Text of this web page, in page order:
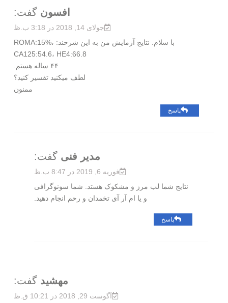
افسون گفت:
جولای 14, 2018 در 3:18 ب.ظ
با سلام. نتایج آزمایش من به این شرحند: ROMA:15%،
CA125:54.6، HE4:66.8
۴۴ ساله هستم.
لطف میکنید تفسیر کنید؟
ممنون
پاسخ
مدیر فنی گفت:
فوریه 6, 2019 در 8:47 ب.ظ
نتایج شما لب مرز و مشکوک هستد. شما سونوگرافی
و یا ام آر آی تخمدان و رحم انجام دهید.
پاسخ
مهشید گفت:
آگوست 29, 2018 در 10:21 ق.ظ